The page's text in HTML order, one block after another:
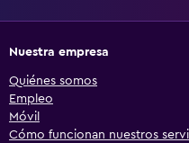
Nuestra empresa
Quiénes somos
Empleo
Móvil
Cómo funcionan nuestros